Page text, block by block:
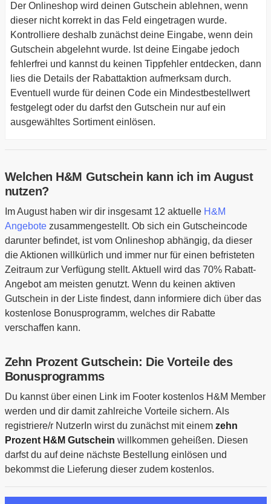
Der Onlineshop wird deinen Gutschein ablehnen, wenn
dieser nicht korrekt in das Feld eingetragen wurde.
Kontrolliere deshalb zunächst deine Eingabe, wenn dein
Gutschein abgelehnt wurde. Ist deine Eingabe jedoch
fehlerfrei und kannst du keinen Tippfehler entdecken, dann
lies die Details der Rabattaktion aufmerksam durch.
Eventuell wurde für deinen Code ein Mindestbestellwert
festgelegt oder du darfst den Gutschein nur auf ein
ausgewähltes Sortiment einlösen.
Welchen H&M Gutschein kann ich im August
nutzen?
Im August haben wir dir insgesamt 12 aktuelle H&M
Angebotezusammengestellt. Ob sich ein Gutscheincode
darunter befindet, ist vom Onlineshop abhängig, da dieser
die Aktionen willkürlich und immer nur für einen befristeten
Zeitraum zur Verfügung stellt. Aktuell wird das 70% Rabatt-
Angebot am meisten genutzt. Wenn du keinen aktiven
Gutschein in der Liste findest, dann informiere dich über das
kostenlose Bonusprogramm, welches dir Rabatte
verschaffen kann.
Zehn Prozent Gutschein: Die Vorteile des
Bonusprogramms
Du kannst über einen Link im Footer kostenlos H&M Member
werden und dir damit zahlreiche Vorteile sichern. Als
registriere/r NutzerIn wirst du zunächst mit einem zehn
Prozent H&M Gutschein willkommen geheißen. Diesen
darfst du auf deine nächste Bestellung einlösen und
bekommst die Lieferung dieser zudem kostenlos.